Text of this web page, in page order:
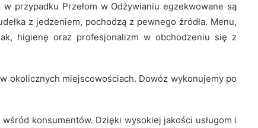
przypadku Przełom w Odżywianiu egzekwowane są
z jedzeniem, pochodzą z pewnego źródła. Menu,
higienę oraz profesjonalizm w obchodzeniu się z
okolicznych miejscowościach. Dowóz wykonujemy po
konsumentów. Dzięki wysokiej jakości usługom i